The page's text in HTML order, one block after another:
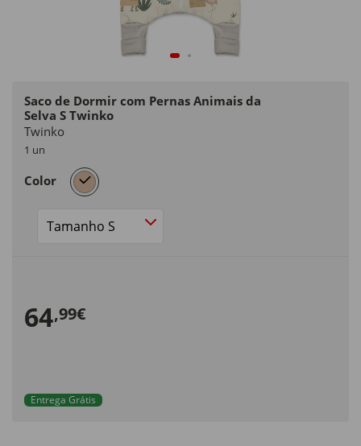
Saco de Dormir com Pernas Animais da
Selva S Twinko
Twinko
1 un
Color selected
Size
64,99€
Entrega Grátis